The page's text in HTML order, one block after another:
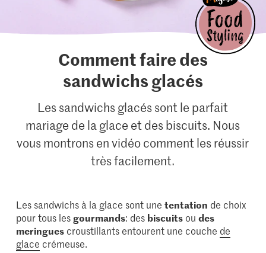
Comment faire des
sandwichs glacés
Les sandwichs glacés sont le parfait
mariage de la glace et des biscuits. Nous
vous montrons en vidéo comment les réussir
très facilement.
Les sandwichs à la glace sont unetentation de choix
pour tous lesgourmands: des biscuitsoudes
meringuescroustillants entourent une couche de
glace crémeuse.